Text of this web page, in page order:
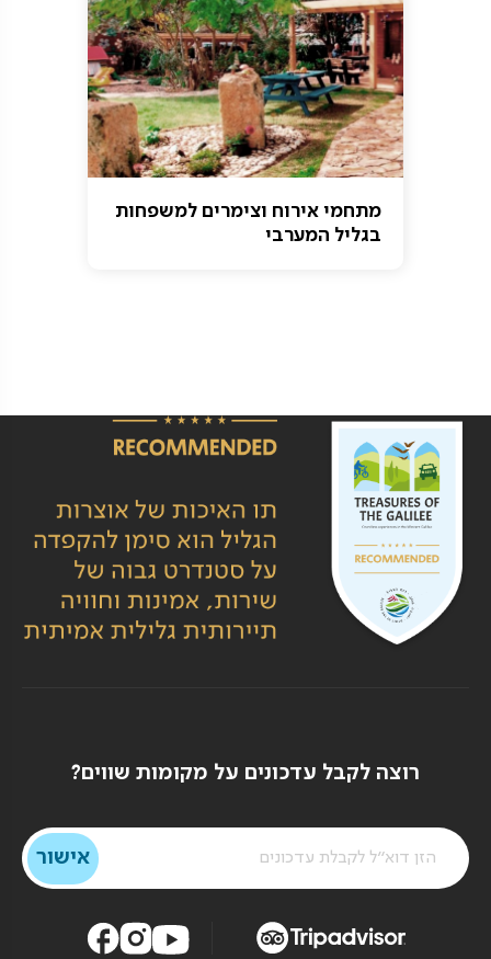
מתחמי אירוח וצימרים למשפחות
בגליל המערבי
רוצה לקבל עדכונים על מקומות שווים?